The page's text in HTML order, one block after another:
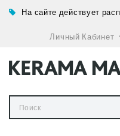
На сайте действует
Личный Кабинет